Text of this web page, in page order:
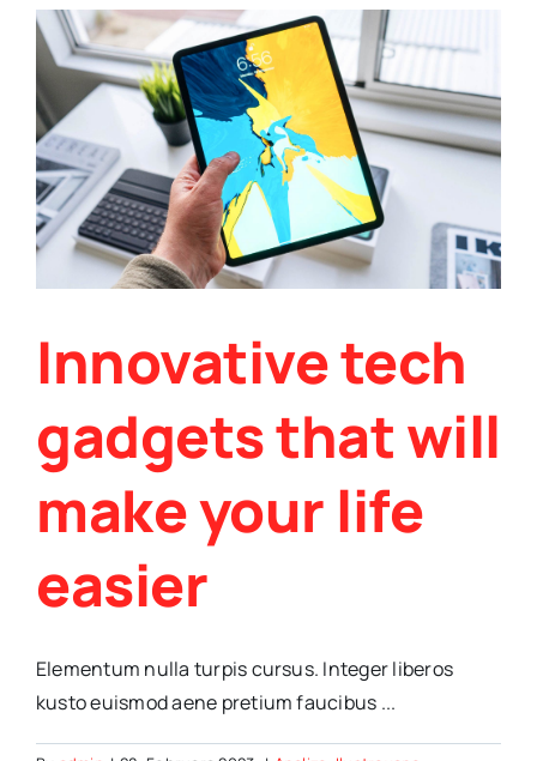
Innovative tech
gadgets that will
make your life
easier
Elementum nulla turpis cursus. Integer liberos
kusto euismod aene pretium faucibus ...